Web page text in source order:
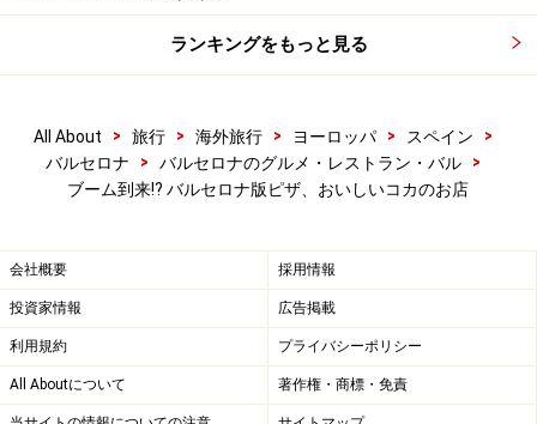
※海外を訪れる際には最新情報の入手に努め、「 外務省 海外安全
ホームページ」を確認するなど、安全確保に十分注意を払ってく
ださい。
ランキングをもっと見る
All About > 旅行 > 海外旅行 > ヨーロッパ > スペイン
>
バルセロナ
> バルセロナのグルメ・レストラン・バル
>
ブーム到来!? バルセロナ版ピザ、おいしいコカのお店
会社概要 採用情報
投資家情報 広告掲載
利用規約 プライバシーポリシー
All Aboutについて 著作権・商標・免責